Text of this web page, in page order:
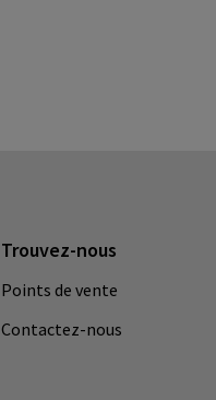
Trouvez-nous
Points de vente
Contactez-nous